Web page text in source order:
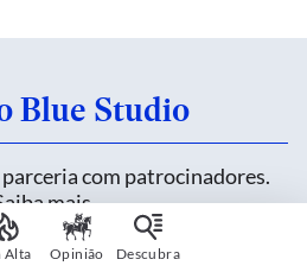
Blue Studio
com patrocinadores.
mais
Alta Opinião Descubra